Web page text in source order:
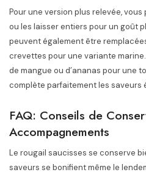
Pour une version plus relevée,
ou les laisser entiers pour un goût
peuvent également être
crevettes pour une variante
de mangue ou d’ananas pour une
complète parfaitement les saveurs
FAQ: Conseils de
Accompagnements
Le rougail saucisses se conserve
saveurs se bonifient même le